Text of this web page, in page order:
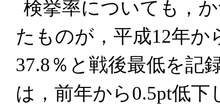
検挙率についても，
たものが，平成12年か
37.8％と戦後最低を記
は，前年から0.5pt低下